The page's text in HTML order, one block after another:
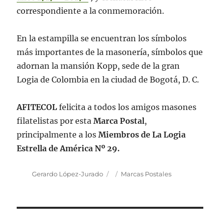
correspondiente a la conmemoración.
En la estampilla se encuentran los símbolos
más importantes de la masonería, símbolos que
adornan la mansión Kopp, sede de la gran
Logia de Colombia en la ciudad de Bogotá, D. C.
AFITECOLfelicita a todos los amigos masones
filatelistas por estaMarca Postal,
principalmente a los Miembros de La Logia
Estrella de América Nº 29.
Autor
Gerardo López-Jurado
Publicado
Categorías
Marcas Postales